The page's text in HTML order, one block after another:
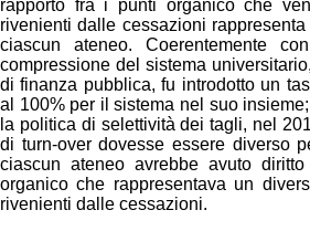
rapporto fra i punti organico che
rivenienti dalle cessazioni
ciascun ateneo. Coerentemente
compressione del sistema
di finanza pubblica, fu introdotto un
al 100% per il sistema nel suo
la politica di selettività dei tagli, nel
di turn-over dovesse essere diverso
ciascun ateneo avrebbe avuto
organico che rappresentava un
rivenienti dalle cessazioni.